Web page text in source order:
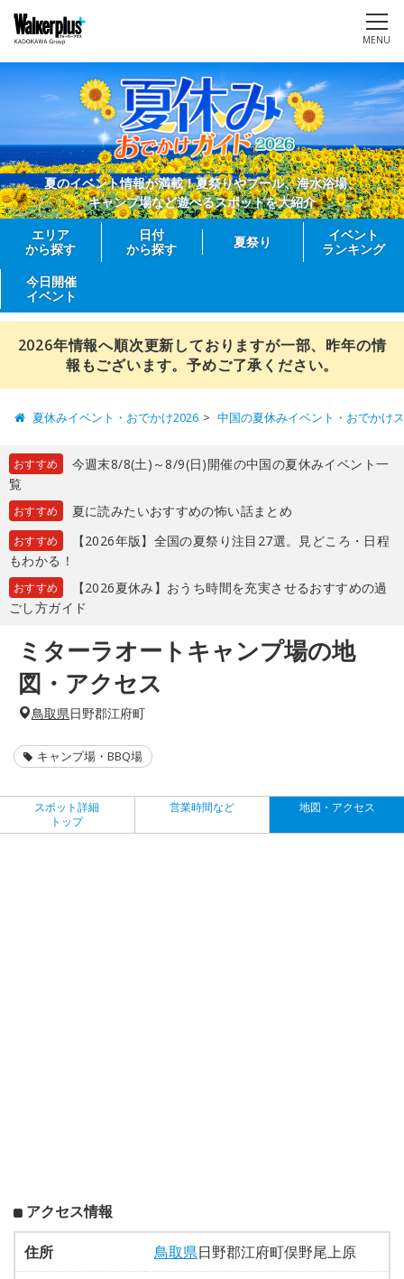
MENU
夏のイベント情報が満載！夏祭りやプール、海水浴場、
キャンプ場など遊べるスポットを大紹介
エリア
から探す
日付
から探す
夏祭り
イベント
ランキング
今日開催
イベント
2026年情報へ順次更新しておりますが一部、昨年の情
報もございます。予めご了承ください。
夏休みイベント・おでかけ2026 中国の夏休みイベント・おでかけ
おすすめ
今週末8/8(土)～8/9(日)開催の中国の夏休みイベント一
覧
おすすめ 夏に読みたいおすすめの怖い話まとめ
おすすめ
【2026年版】全国の夏祭り注目27選。見どころ・日程
もわかる！
おすすめ
【2026夏休み】おうち時間を充実させるおすすめの過
ごし方ガイド
ミターラオートキャンプ場の地
図・アクセス
鳥取県日野郡江府町
キャンプ場・BBQ場
スポット詳細
トップ
営業時間など 地図・アクセス
アクセス情報
住所 鳥取県日野郡江府町俣野尾上原